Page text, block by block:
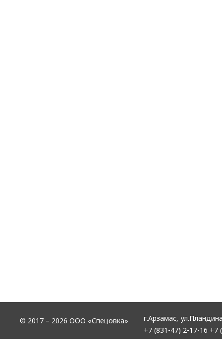
© 2017 – 2026 ООО «Спецовка» г.Арзамас,
+7 (831-47) 2-17-16 +7